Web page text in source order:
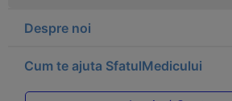
Despre noi
Cum te ajuta SfatulMedicului